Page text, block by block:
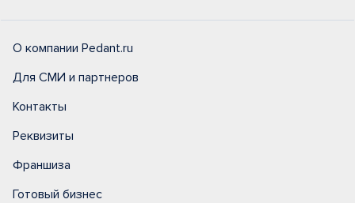
О компании Pedant.ru
Для СМИ и партнеров
Контакты
Реквизиты
Франшиза
Готовый бизнес